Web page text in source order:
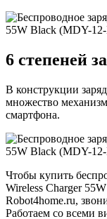
6 степеней
В конструкции
множество
смартфона.
Чтобы купить
Wireless Charger
Robot4home.ru,
Работаем со всеми